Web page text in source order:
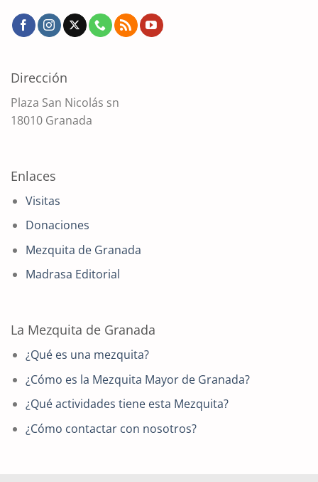
Dirección
Plaza San Nicolás sn
18010 Granada
Enlaces
Visitas
Donaciones
Mezquita de Granada
Madrasa Editorial
La Mezquita de Granada
¿Qué es una mezquita?
¿Cómo es la Mezquita Mayor de Granada?
¿Qué actividades tiene esta Mezquita?
¿Cómo contactar con nosotros?